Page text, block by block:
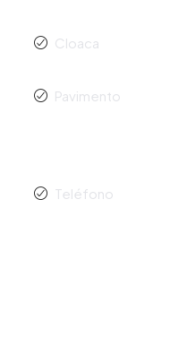
Cloaca
Pavimento
Teléfono